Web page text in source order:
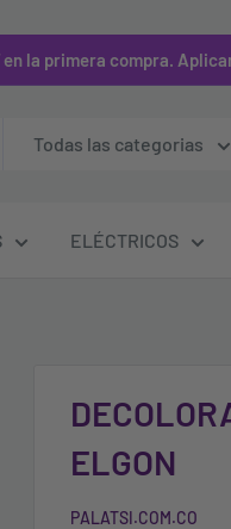
la primera compra.
Todas las categorias
ELÉCTRICOS
ELGON
PALATSI.COM.CO